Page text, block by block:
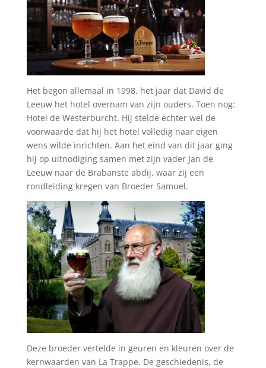
Het begon allemaal in 1998, het jaar dat David de
Leeuw het hotel overnam van zijn ouders. Toen nog:
Hotel de Westerburcht. Hij stelde echter wel de
voorwaarde dat hij het hotel volledig naar eigen
wens wilde inrichten. Aan het eind van dit jaar ging
hij op uitnodiging samen met zijn vader Jan de
Leeuw naar de Brabanste abdij, waar zij een
rondleiding kregen van Broeder Samuel.
Deze broeder vertelde in geuren en kleuren over de
kernwaarden van La Trappe. De geschiedenis, de